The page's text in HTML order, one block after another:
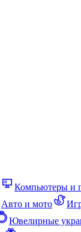
Компьютеры и
Авто и мото
Ювелирные